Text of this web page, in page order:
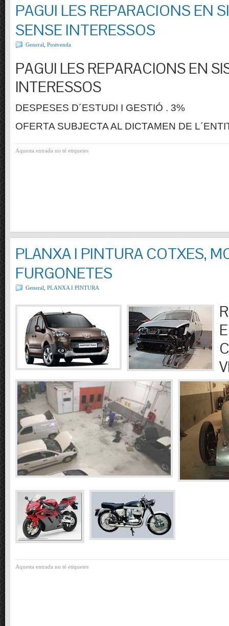
PAGUI LES REPARACIONS EN
SENSE INTERESSOS
General Postvenda
PAGUI LES REPARACIONS EN
INTERESSOS
DESPESES D´ESTUDI I GESTIÓ . 3%
OFERTA SUBJECTA AL DICTAMEN DE
Aquesta entrada no té etiquetes
PLANXA I PINTURA COTXES,
FURGONETES
General PLANXA I PINTURA
Aquesta entrada no té etiquetes